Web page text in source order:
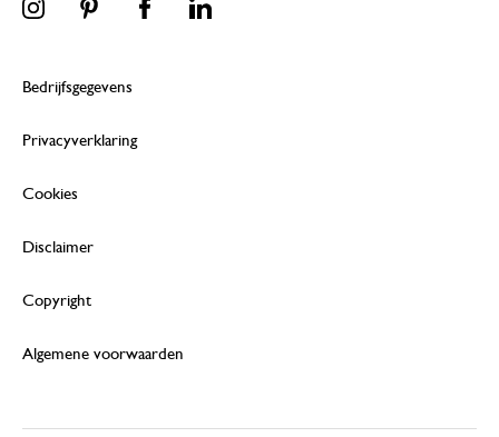
Bedrijfsgegevens
Privacyverklaring
Cookies
Disclaimer
Copyright
Algemene voorwaarden